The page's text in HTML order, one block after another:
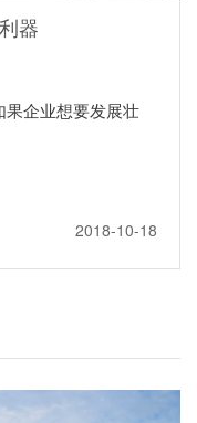
器
企业想要发展壮
2018-10-18